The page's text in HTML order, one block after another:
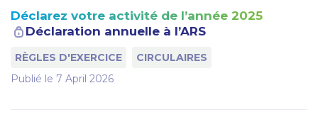
Déclarez votre activité de l’année 2025
Déclaration annuelle à l’ARS
RÈGLES D'EXERCICE
CIRCULAIRES
Publié le 7 April 2026